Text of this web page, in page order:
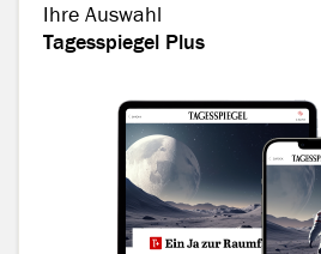
Ihre Auswahl
Tagesspiegel Plus